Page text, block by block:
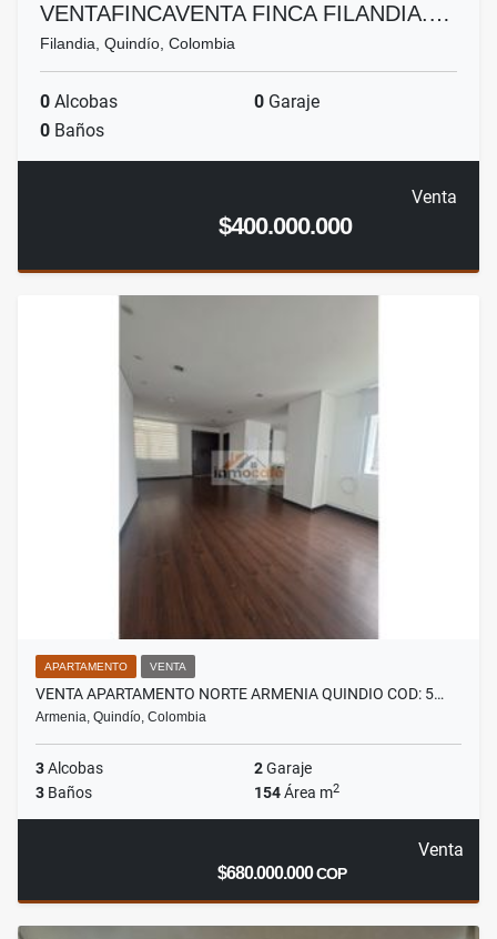
VENTAFINCAVENTA FINCA FILANDIA.…
Filandia, Quindío, Colombia
0 Alcobas 0 Garaje
0 Baños
Venta
$400.000.000
APARTAMENTO VENTA
VENTA APARTAMENTO NORTE ARMENIA QUINDIO COD: 5…
Armenia, Quindío, Colombia
3Alcobas 2Garaje
3 Baños 154Área m2
Venta
$680.000.000COP